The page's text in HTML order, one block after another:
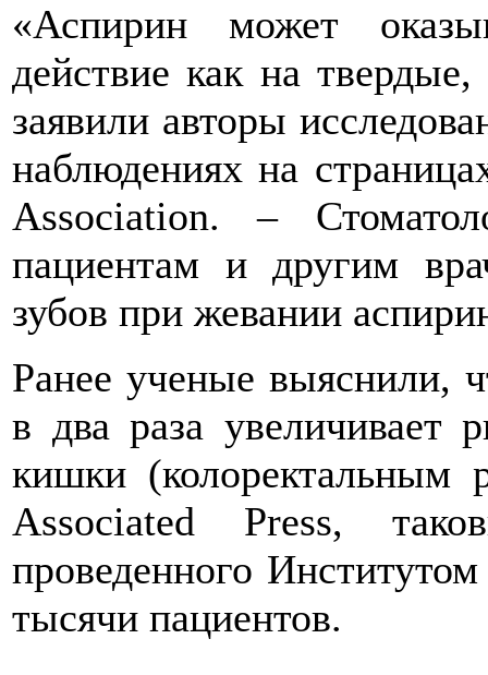
«Аспирин может
действие как на
заявили авторы
наблюдениях на
Association. –
пациентам и другим
зубов при жевании
Ранее ученые выяснили,
в два раза увеличивает
кишки (колоректальным
Associated Press,
проведенного
тысячи пациентов.